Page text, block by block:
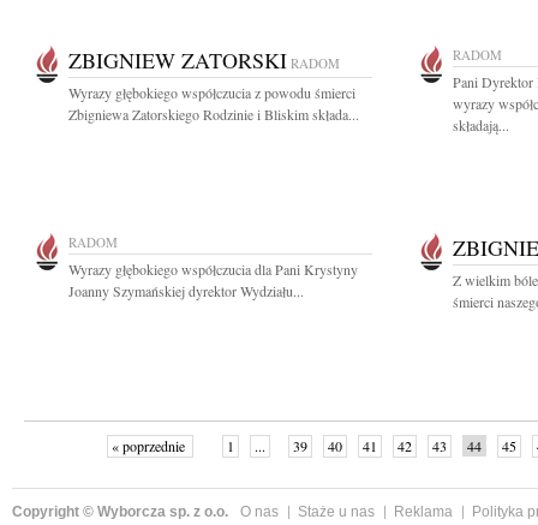
ZBIGNIEW ZATORSKI RADOM
Wyrazy głębokiego współczucia z powodu śmierci
Zbigniewa Zatorskiego Rodzinie i Bliskim składa...
RADOM
Pani Dyrektor
wyrazy
składają...
RADOM
Wyrazy głębokiego współczucia dla Pani Krystyny
Joanny Szymańskiej dyrektor Wydziału...
Z wielkim
śmierci
« poprzednie 1 ... 39 40 41 42 43 44 45
Copyright © Wyborcza sp. z o.o. O nas Staże u nas Reklama
Polityka